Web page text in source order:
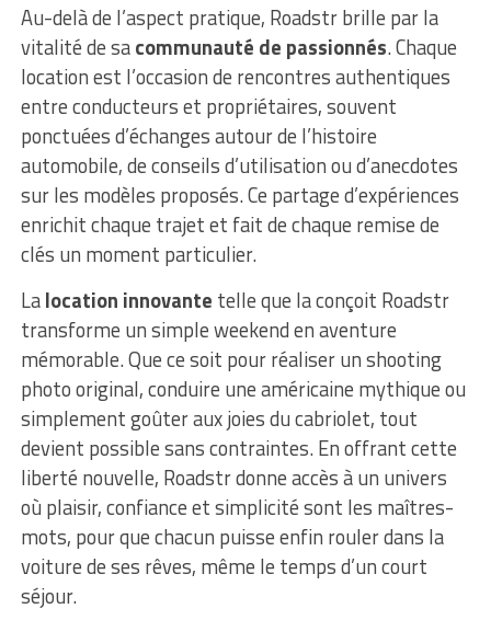
Au-delà de l’aspect pratique, Roadstr brille par la
vitalité de sacommunauté de passionnés. Chaque
location est l’occasion de rencontres authentiques
entre conducteurs et propriétaires, souvent
ponctuées d’échanges autour de l’histoire
automobile, de conseils d’utilisation ou d’anecdotes
sur les modèles proposés. Ce partage d’expériences
enrichit chaque trajet et fait de chaque remise de
clés un moment particulier.
Lalocation innovante telle que la conçoit Roadstr
transforme un simple weekend en aventure
mémorable. Que ce soit pour réaliser un shooting
photo original, conduire une américaine mythique ou
simplement goûter aux joies du cabriolet, tout
devient possible sans contraintes. En offrant cette
liberté nouvelle, Roadstr donne accès à un univers
où plaisir, confiance et simplicité sont les maîtres-
mots, pour que chacun puisse enfin rouler dans la
voiture de ses rêves, même le temps d’un court
séjour.